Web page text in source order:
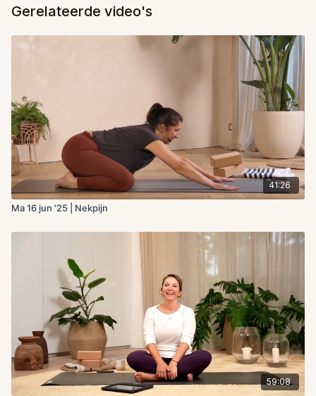
Gerelateerde video's
41:26
Ma 16 jun '25 | Nekpijn
59:08